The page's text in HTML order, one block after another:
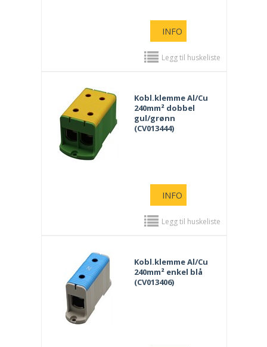
INFO
Legg til huskeliste
Kobl.klemme Al/Cu
240mm² dobbel
gul/grønn
(CV013444)
INFO
Legg til huskeliste
Kobl.klemme Al/Cu
240mm² enkel blå
(CV013406)